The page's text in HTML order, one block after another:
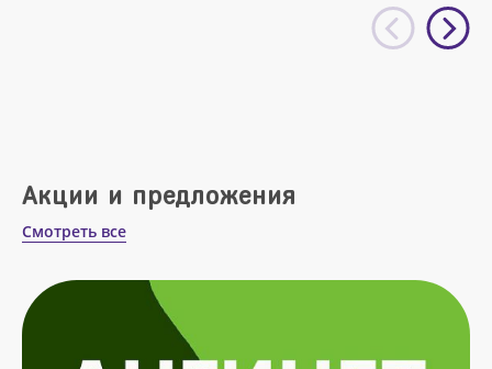
Акции и предложения
Смотреть все